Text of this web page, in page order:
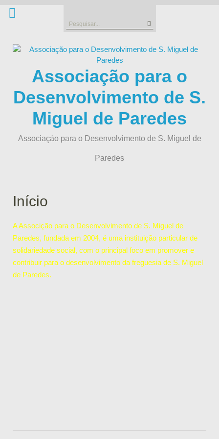
Search
Associação para o
Desenvolvimento de S.
Miguel de Paredes
Associaçáo para o Desenvolvimento de S. Miguel de
Paredes
Início
A Associção para o Desenvolvimento de S. Miguel de
Paredes, fundada em 2004, é uma instituição particular de
solidariedade social, com o principal foco em promover e
contribuir para o desenvolvimento da freguesia de S. Miguel
de Paredes.